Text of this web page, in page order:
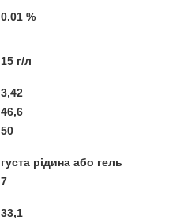
0.01 %
15 г/л
3,42
46,6
50
густа рідина або гель
7
33,1